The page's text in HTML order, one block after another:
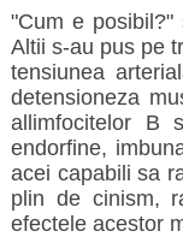
"Cum e
Altii s-au pus pe
tensiunea
detensioneza
allimfocitelor B
endorfine,
acei capabili sa
plin de cinism,
efectele acestor